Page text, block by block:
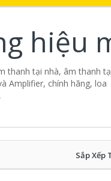
hiệu
thanh tại nhà, âm thanh
Amplifier, chính hãng, loa
Sắp Xếp